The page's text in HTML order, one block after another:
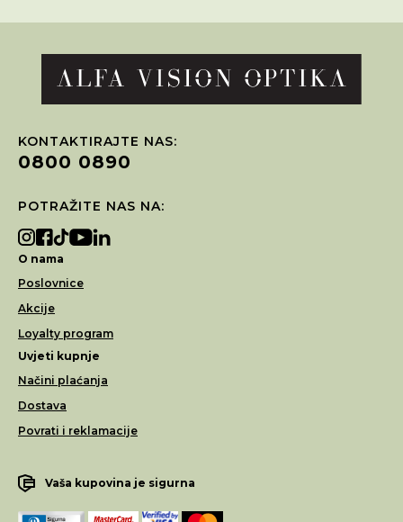
KONTAKTIRAJTE NAS:
0800 0890
POTRAŽITE NAS NA:
O nama
Poslovnice
Akcije
Loyalty program
Uvjeti kupnje
Načini plaćanja
Dostava
Povrati i reklamacije
Vaša kupovina je sigurna